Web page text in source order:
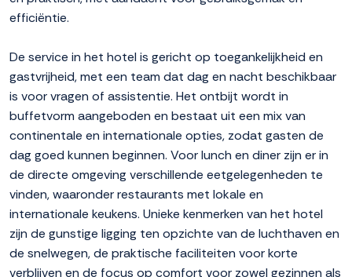
efficiëntie.
De service in het hotel is gericht op toegankelijkheid en
gastvrijheid, met een team dat dag en nacht beschikbaar
is voor vragen of assistentie. Het ontbijt wordt in
buffetvorm aangeboden en bestaat uit een mix van
continentale en internationale opties, zodat gasten de
dag goed kunnen beginnen. Voor lunch en diner zijn er in
de directe omgeving verschillende eetgelegenheden te
vinden, waaronder restaurants met lokale en
internationale keukens. Unieke kenmerken van het hotel
zijn de gunstige ligging ten opzichte van de luchthaven en
de snelwegen, de praktische faciliteiten voor korte
verblijven en de focus op comfort voor zowel gezinnen als